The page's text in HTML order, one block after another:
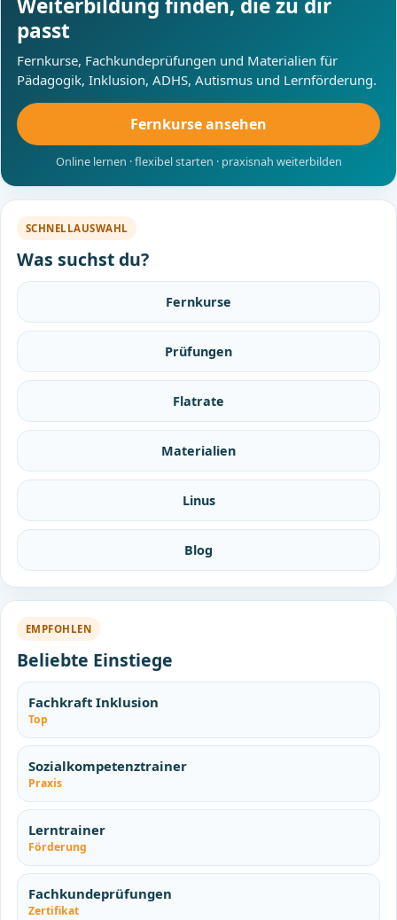
Weiterbildung finden, die zu dir
passt
Fernkurse, Fachkundeprüfungen und Materialien für
Pädagogik, Inklusion, ADHS, Autismus und Lernförderung.
Fernkurse ansehen
Online lernen · flexibel starten · praxisnah weiterbilden
SCHNELLAUSWAHL
Was suchst du?
Fernkurse
Prüfungen
Flatrate
Materialien
Linus
Blog
EMPFOHLEN
Beliebte Einstiege
Fachkraft Inklusion
Top
Sozialkompetenztrainer
Praxis
Lerntrainer
Förderung
Fachkundeprüfungen
Zertifikat